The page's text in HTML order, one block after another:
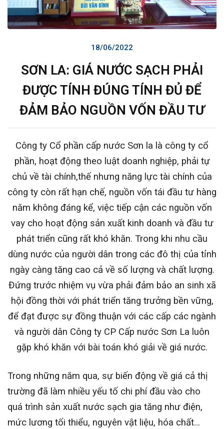
18/06/2022
SƠN LA: GIÁ NƯỚC SẠCH PHẢI
ĐƯỢC TÍNH ĐÚNG TÍNH ĐỦ ĐỂ
ĐẢM BẢO NGUỒN VỐN ĐẦU TƯ
Công ty Cổ phần cấp nước Sơn la là công ty cổ
phần, hoạt động theo luật doanh nghiệp, phải tự
chủ về tài chính,thế nhưng năng lực tài chính của
công ty còn rất hạn chế, nguồn vốn tái đầu tư hàng
năm không đáng kể, việc tiếp cận các nguồn vốn
vay cho hoạt động sản xuất kinh doanh và đầu tư
phát triển cũng rất khó khăn. Trong khi nhu cầu
dùng nước của người dân trong các đô thị của tỉnh
ngày càng tăng cao cả về số lượng và chất lượng.
Đứng trước nhiệm vụ vừa phải đảm bảo an sinh xã
hội đồng thời với phát triển tăng trưởng bền vững,
để đạt được sự đồng thuận với các cấp các ngành
và người dân Công ty CP Cấp nước Sơn La luôn
gặp khó khăn với bài toán khó giải về giá nước.
Trong những năm qua, sự biến động về giá cả thị
trường đã làm nhiều yếu tố chi phí đầu vào cho
quá trình sản xuất nước sạch gia tăng như điện,
mức lương tối thiểu, nguyên vật liệu, hóa chất…